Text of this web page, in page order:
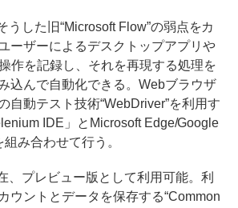
うした旧“Microsoft Flow”の弱点をカ
ーザーによるデスクトップアプリや
作を記録し、それを再現する処理を
込んで自動化できる。Webブラウザ
自動テスト技術“WebDriver”を利用す
IDE」とMicrosoft Edge/Google
み合わせて行う。
、プレビュー版として利用可能。利
ウントとデータを保存する“Common